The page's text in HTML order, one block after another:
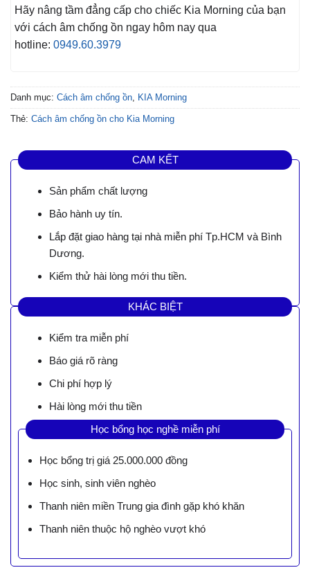
Hãy nâng tầm đẳng cấp cho chiếc Kia Morning của bạn
với cách âm chống ồn ngay hôm nay qua
hotline: 0949.60.3979
Danh mục: Cách âm chống ồn KIA Morning
Thẻ: Cách âm chống ồn cho Kia Morning
CAM KẾT
Sản phẩm chất lượng
Bảo hành uy tín.
Lắp đặt giao hàng tại nhà miễn phí Tp.HCM và Bình
Dương.
Kiểm thử hài lòng mới thu tiền.
KHÁC BIỆT
Kiểm tra miễn phí
Báo giá rõ ràng
Chi phí hợp lý
Hài lòng mới thu tiền
Học bổng học nghề miễn phí
Học bổng trị giá 25.000.000 đồng
Học sinh, sinh viên nghèo
Thanh niên miền Trung gia đình gặp khó khăn
Thanh niên thuộc hộ nghèo vượt khó